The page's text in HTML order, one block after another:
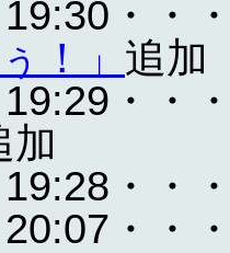
・・
！」 追加
・・
加
・・
・・